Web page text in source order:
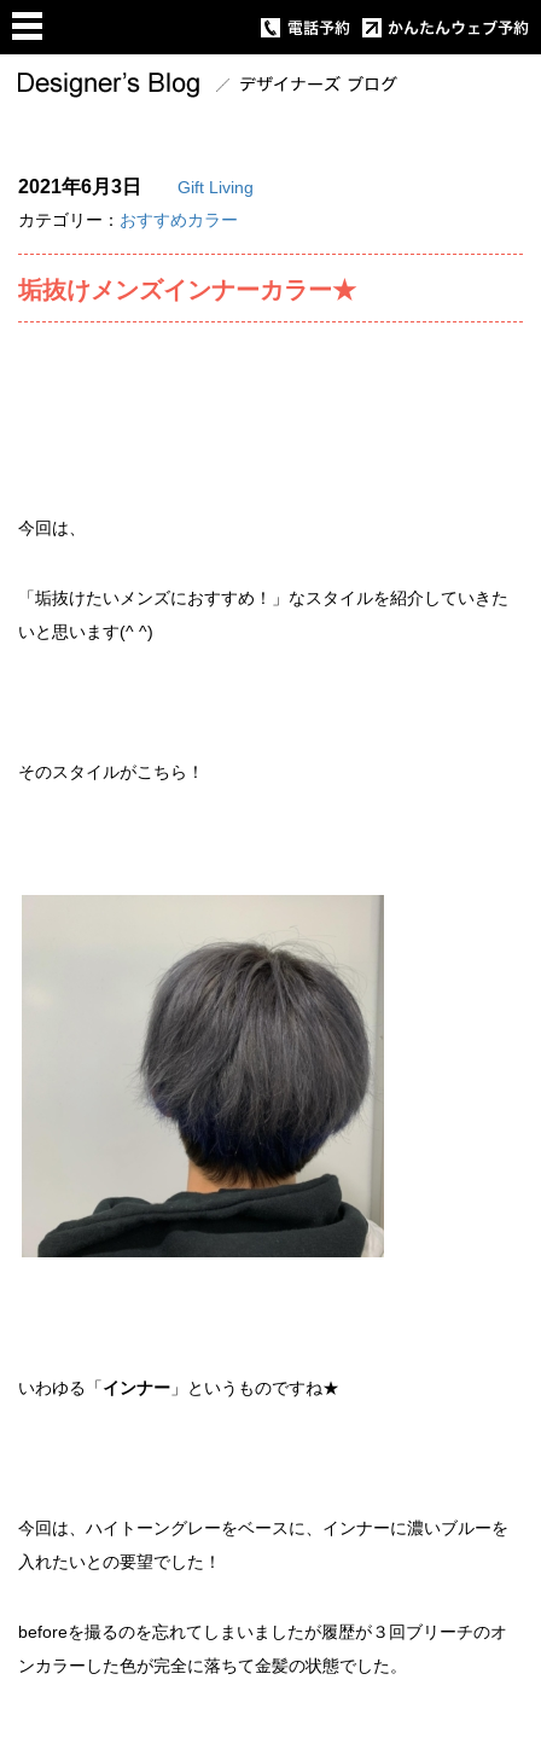
2021年6月3日
Gift Living
カテゴリー： おすすめカラー
垢抜けメンズインナーカラー★
今回は、
「垢抜けたいメンズにおすすめ！」なスタイルを紹介していきた
いと思います(^ ^)
そのスタイルがこちら！
いわゆる「インナー 」というものですね★
今回は、ハイトーングレーをベースに、インナーに濃いブルーを
入れたいとの要望でした！
beforeを撮るのを忘れてしまいましたが履歴が３回ブリーチのオ
ンカラーした色が完全に落ちて金髪の状態でした。